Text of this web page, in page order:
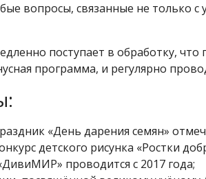
вопросы, связанные не только
поступает в обработку,
программа, и регулярно
«День дарения семян»
детского рисунка «Ростки
проводится с 2017 года;